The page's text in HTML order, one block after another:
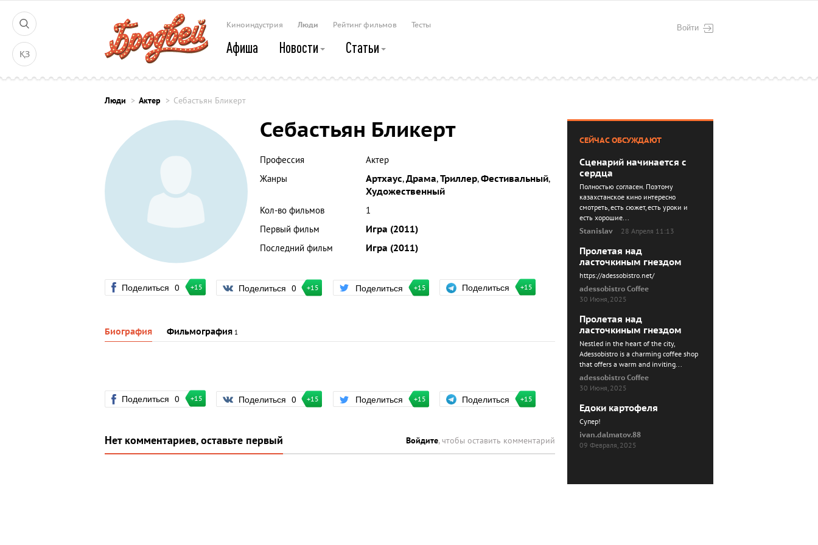
ҚЗ
Войти
Киноиндустрия Люди Рейтинг фильмов Тесты
Афиша Новости Статьи
Люди Актер Себастьян Бликерт
Себастьян Бликерт
Профессия
Актер
Жанры
Артхаус,Драма,Триллер,Фестивальный,
Художественный
Кол-во фильмов
1
Первый фильм
Игра (2011)
Последний фильм
Игра (2011)
Поделиться 0 +15 Поделиться 0 +15 Поделиться +15 Поделиться +15
Биография Фильмография 1
Поделиться 0 +15 Поделиться 0 +15 Поделиться +15 Поделиться +15
Нет комментариев, оставьте первый Войдите, чтобы оставить комментарий
СЕЙЧАС ОБСУЖДАЮТ
Сценарий начинается с
сердца
Полностью согласен. Поэтому
казахстанское кино интересно
смотреть, есть сюжет, есть уроки и
есть хорошие...
Stanislav
28 Апреля 11:13
Пролетая над
ласточкиным гнездом
https://adessobistro.net/
adessobistro Coffee
30 Июня, 2025
Пролетая над
ласточкиным гнездом
Nestled in the heart of the city,
Adessobistro is a charming coffee shop
that offers a warm and inviting...
adessobistro Coffee
30 Июня, 2025
Едоки картофеля
Cупер!
ivan.dalmatov.88
09 Февраля, 2025